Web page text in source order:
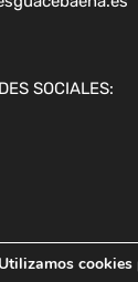
SOCIALES:
Desguaces Baena
Utilizamos cookies